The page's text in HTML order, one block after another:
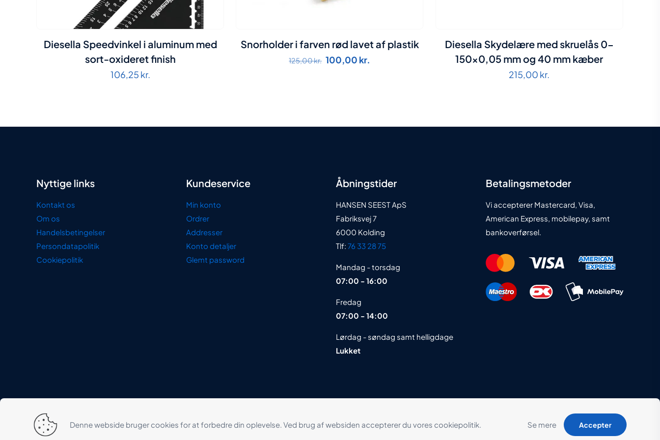
Diesella Speedvinkel i aluminum med
sort-oxideret finish
106,25 kr.
Snorholder i farven rød lavet af plastik
125,00kr. Den
100,00 kr.
Diesella Skydelære med skruelås 0-
150×0,05 mm og 40 mm kæber
215,00 kr.
Nyttige links
Kontakt os
Om os
Handelsbetingelser
Persondatapolitik
Cookiepolitik
Kundeservice
Min konto
Ordrer
Addresser
Konto detaljer
Glemt password
Åbningstider
HANSEN SEEST ApS
Fabriksvej 7
6000 Kolding
Tlf: 76 33 28 75
Mandag - torsdag
07:00 - 16:00
Fredag
07:00 - 14:00
Lørdag - søndag samt helligdage
Lukket
Betalingsmetoder
Vi accepterer Mastercard, Visa,
American Express, mobilepay, samt
bankoverførsel.
© 2022 HANSEN SEEST ApS | Created by Instaweb| Hosted afLee Hansen IT ApS
Denne webside bruger cookies for at forbedre din oplevelse. Ved brug af websiden accepterer du vores cookiepolitik. Se mere Accepter